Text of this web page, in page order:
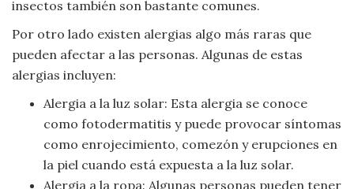
insectos también son bastante comunes.
Por otro lado existen alergias algo más raras que
pueden afectar a las personas. Algunas de estas
alergias incluyen:
Alergia a la luz solar: Esta alergia se conoce
como fotodermatitis y puede provocar síntomas
como enrojecimiento, comezón y erupciones en
la piel cuando está expuesta a la luz solar.
Alergia a la ropa: Algunas personas pueden tener